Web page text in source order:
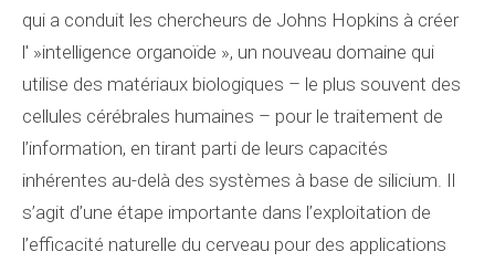
qui a conduit les chercheurs de Johns Hopkins à créer
l' »intelligence organoïde », un nouveau domaine qui
utilise des matériaux biologiques – le plus souvent des
cellules cérébrales humaines – pour le traitement de
l’information, en tirant parti de leurs capacités
inhérentes au-delà des systèmes à base de silicium. Il
s’agit d’une étape importante dans l’exploitation de
l’efficacité naturelle du cerveau pour des applications